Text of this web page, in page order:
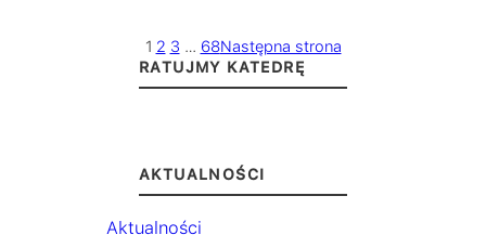
1 2 3 … 68Następna strona
RATUJMY KATEDRĘ
AKTUALNOŚCI
Aktualności